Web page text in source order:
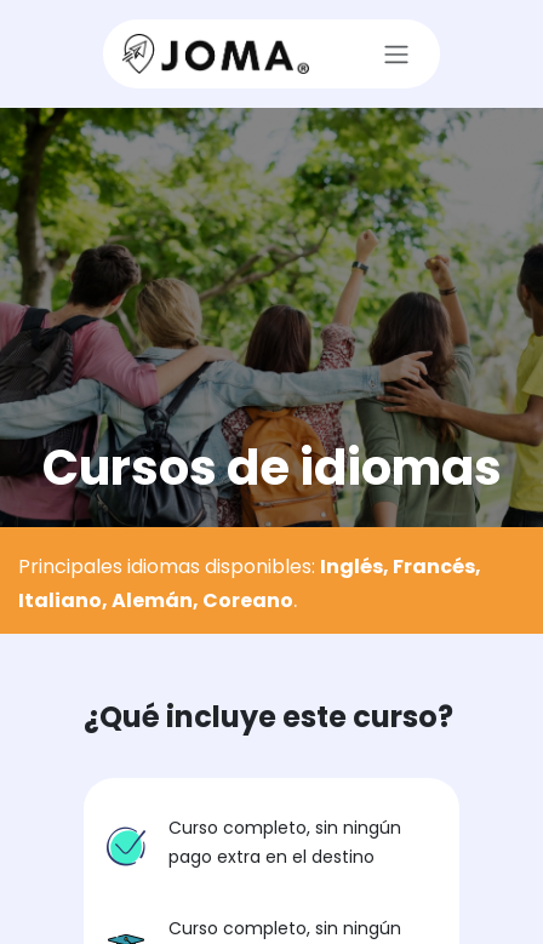
Cursos de idiomas
Principales idiomas disponibles: Inglés, Francés,
Italiano, Alemán, Coreano.
¿Qué incluye este curso?
Curso completo, sin ningún
pago extra en el destino
Curso completo, sin ningún